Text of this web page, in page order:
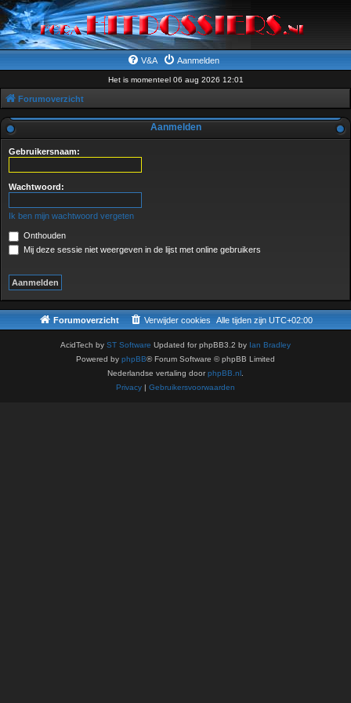
V&A Aanmelden
Het is momenteel 06 aug 2026 12:01
Forumoverzicht
Aanmelden
Gebruikersnaam:
Wachtwoord:
Ik ben mijn wachtwoord vergeten
Onthouden
Mij deze sessie niet weergeven in de lijst met online gebruikers
Forumoverzicht Alle tijden zijn UTC+02:00
Verwijder cookies
AcidTech by ST Software Updated for phpBB3.2 by Ian Bradley
Powered by phpBB® Forum Software © phpBB Limited
Nederlandse vertaling doorphpBB.nl.
Privacy | Gebruikersvoorwaarden